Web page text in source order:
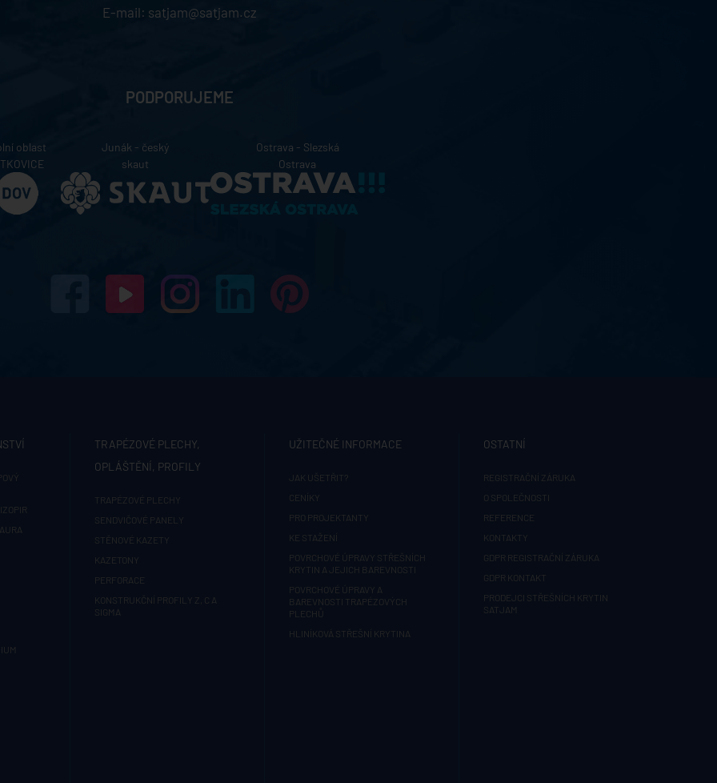
E-mail: satjam@satjam.cz
PODPORUJEME
oblast
Junák - český
skaut
Ostrava - Slezská
Ostrava
TRAPÉZOVÉ PLECHY,
OPLÁŠTĚNÍ, PROFILY
TRAPÉZOVÉ PLECHY
SENDVIČOVÉ PANELY
STĚNOVÉ KAZETY
KAZETONY
PERFORACE
KONSTRUKČNÍ PROFILY Z, C A
SIGMA
UŽITEČNÉ INFORMACE
JAK UŠETŘIT?
CENÍKY
PRO PROJEKTANTY
KE STAŽENÍ
POVRCHOVÉ ÚPRAVY STŘEŠNÍCH
KRYTIN A JEJICH BAREVNOSTI
POVRCHOVÉ ÚPRAVY A
BAREVNOSTI TRAPÉZOVÝCH
PLECHŮ
HLINÍKOVÁ STŘEŠNÍ KRYTINA
OSTATNÍ
REGISTRAČNÍ ZÁRUKA
O SPOLEČNOSTI
REFERENCE
KONTAKTY
GDPR REGISTRAČNÍ ZÁRUKA
GDPR KONTAKT
PRODEJCI STŘEŠNÍCH KRYTIN
SATJAM